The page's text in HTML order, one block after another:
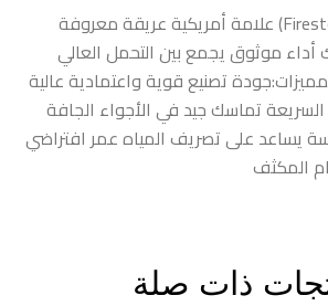
كفرات فايرستون (Firestone) علامة أمريكية عريقة معروفة
أداء موثوق يجمع بين التحمل العالي
تصنيع قوية واعتمادية عالية
تماسك جيد في الأجواء الجافة
يساعد على تصريف المياه عمر افتراضي
المكثف
ذات صلة